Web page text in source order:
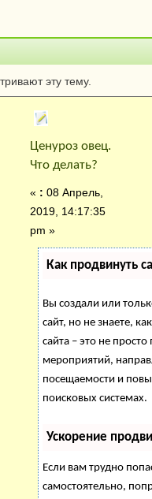
Тема: Ценуроз
1621 раз)
эту тему.
Ценуроз овец.
Что делать?
« : 08 Апрель,
2019, 14:17:35
pm »
Как продвинуть
Вы создали или
сайт, но не знаете,
сайта – это не
мероприятий,
посещаемости и
поисковых системах.
Ускорение
Если вам трудно
самостоятельно,